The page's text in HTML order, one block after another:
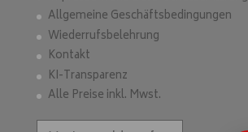
Allgemeine Geschäftsbedingungen
Wiederrufsbelehrung
Kontakt
KI-Transparenz
Alle Preise inkl. Mwst.